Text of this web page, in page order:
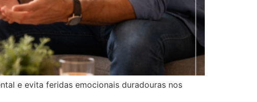
e evita feridas emocionais duradouras nos